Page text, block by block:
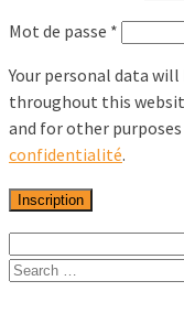
Mot de passe *
Your personal data
throughout this
and for other
confidentialité.
Inscription